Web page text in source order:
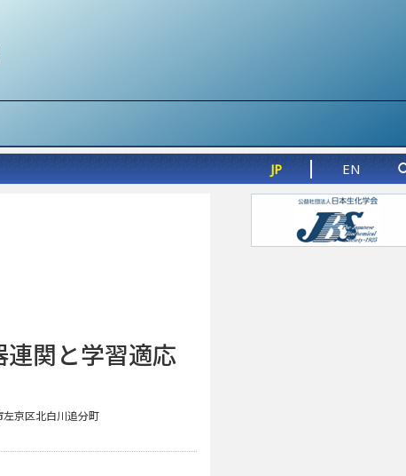
JP EN
連関と学習適応
京区北白川追分町